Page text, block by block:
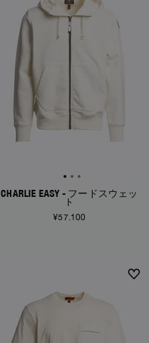
CHARLIE EASY - フードスウェッ
ト
¥57.100